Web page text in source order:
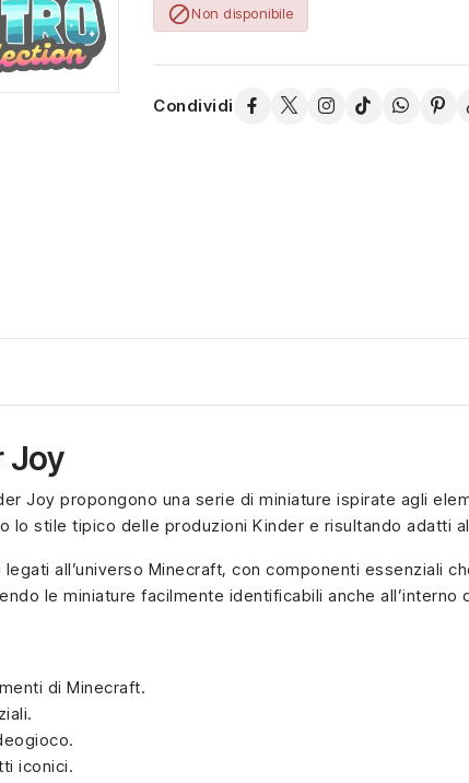
Non disponibile
Condividi
Joy
Joy propongono una serie di miniature ispirate agli
stile tipico delle produzioni Kinder e risultando adatti
all’universo Minecraft, con componenti essenziali
le miniature facilmente identificabili anche all’interno
di Minecraft.
iconici.